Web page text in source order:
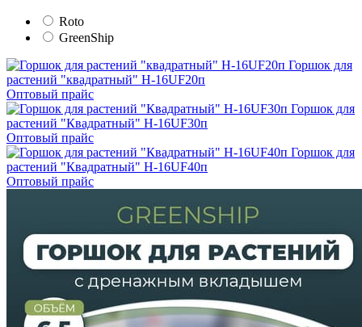
Roto
GreenShip
Горшок для
растений "квадратный" H-16UF20п
Оптовый прайс
Горшок для
растений "Квадратный" H-16UF30п
Оптовый прайс
Горшок для
растений "Квадратный" H-16UF40п
Оптовый прайс